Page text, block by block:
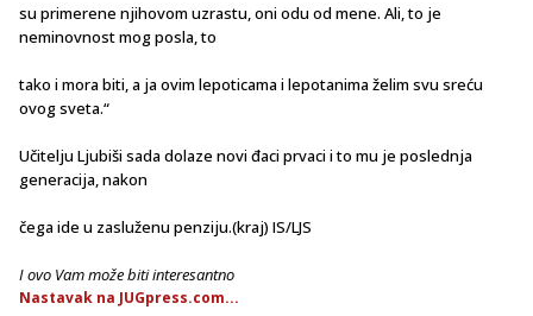
su primerene njihovom uzrastu, oni odu od mene. Ali, to je
neminovnost mog posla, to
tako i mora biti, a ja ovim lepoticama i lepotanima želim svu sreću
ovog sveta.“
Učitelju Ljubiši sada dolaze novi đaci prvaci i to mu je poslednja
generacija, nakon
čega ide u zasluženu penziju.(kraj) IS/LJS
I ovo Vam može biti interesantno
Nastavak na JUGpress.com...